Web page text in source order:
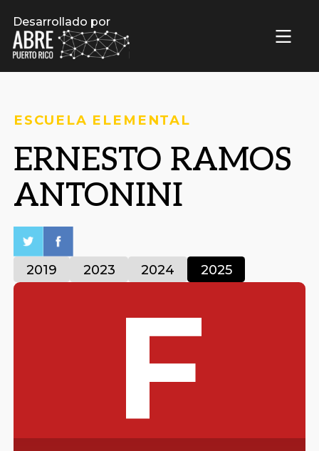
Desarrollado por
ESCUELA ELEMENTAL
ERNESTO RAMOS
ANTONINI
2019 2023 2024 2025
F